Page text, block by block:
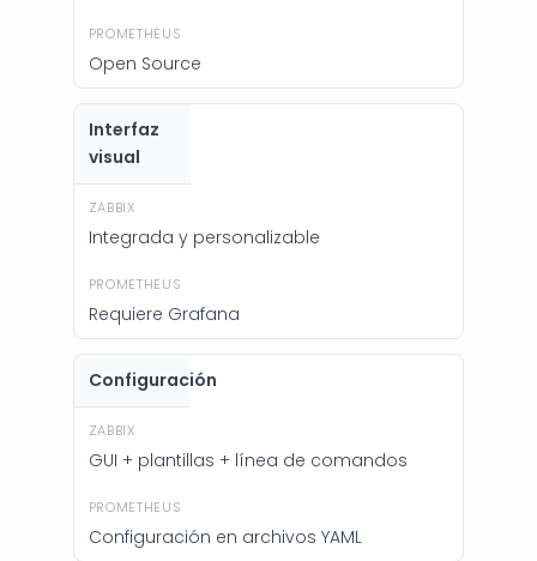
Open Source
Interfaz
visual
Integrada y personalizable
Requiere Grafana
Configuración
GUI + plantillas + línea de comandos
Configuración en archivos YAML